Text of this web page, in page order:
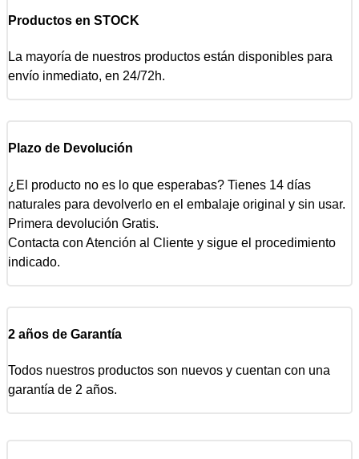
Productos en STOCK
La mayoría de nuestros productos están disponibles para
envío inmediato, en 24/72h.
Plazo de Devolución
¿El producto no es lo que esperabas? Tienes 14 días
naturales para devolverlo en el embalaje original y sin usar.
Primera devolución Gratis.
Contacta con Atención al Cliente y sigue el procedimiento
indicado.
2 años de Garantía
Todos nuestros productos son nuevos y cuentan con una
garantía de 2 años.